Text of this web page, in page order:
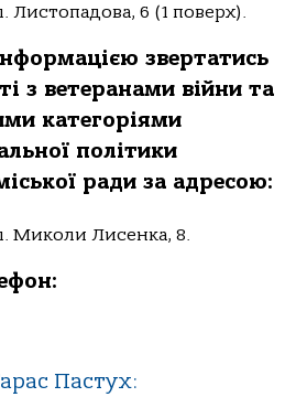
Листопадова, 6 (1 поверх).
звертатись
з ветеранами війни та
категоріями
політики
ради за адресою:
Миколи Лисенка, 8.
Пастух: